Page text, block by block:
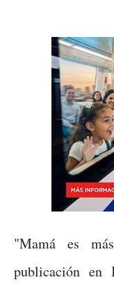
"Mamá es
publicación en